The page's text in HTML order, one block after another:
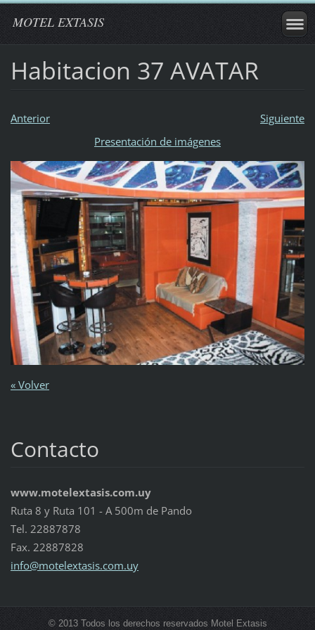
MOTEL EXTASIS
Habitacion 37 AVATAR
Anterior
Siguiente
Presentación de imágenes
« Volver
Contacto
www.motelextasis.com.uy
Ruta 8 y Ruta 101 - A 500m de Pando
Tel. 22887878
Fax. 22887828
info@motelextasis.com.uy
© 2013 Todos los derechos reservados Motel Extasis